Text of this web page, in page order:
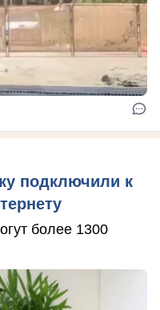
подключили к
более 1300